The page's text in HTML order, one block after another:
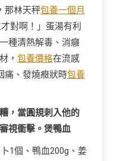
那林天秤包養一個月
對啊！」蛋湯有利
種清熱解毒、消癰
， 包養價格在流感
痛、發燒癥狀時包養
，當圓規刺入他的
視衝擊。煲鴨血
1個、鴨血200g、姜